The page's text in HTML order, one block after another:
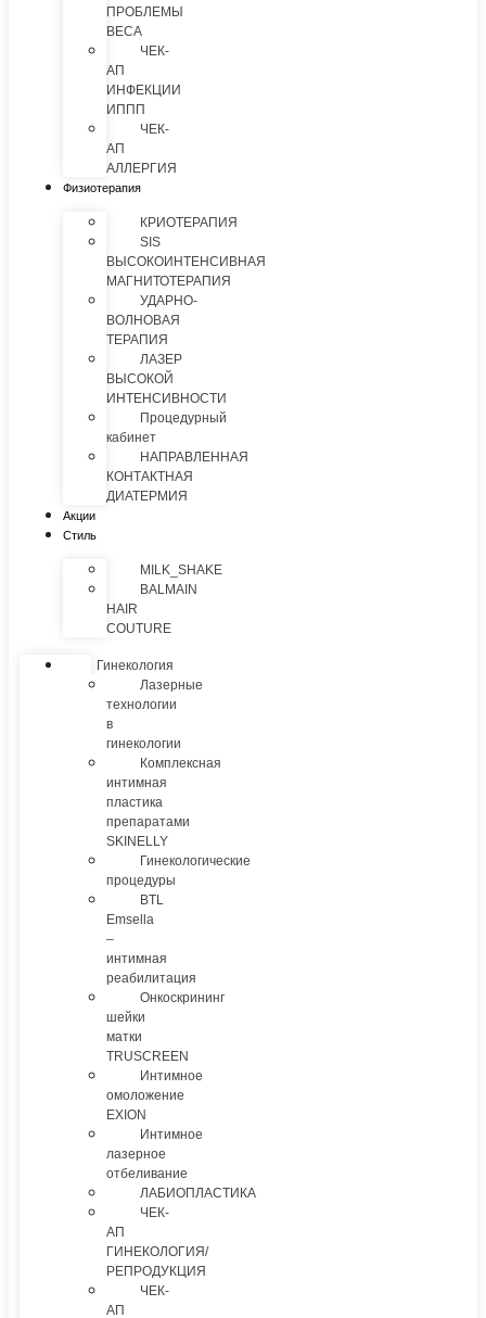
ПРОБЛЕМЫ
ВЕСА
ЧЕК-
АП
ИНФЕКЦИИ
ИППП
ЧЕК-
АП
АЛЛЕРГИЯ
Физиотерапия
КРИОТЕРАПИЯ
SIS
ВЫСОКОИНТЕНСИВНАЯ
МАГНИТОТЕРАПИЯ
УДАРНО-
ВОЛНОВАЯ
ТЕРАПИЯ
ЛАЗЕР
ВЫСОКОЙ
ИНТЕНСИВНОСТИ
Процедурный
кабинет
НАПРАВЛЕННАЯ
КОНТАКТНАЯ
ДИАТЕРМИЯ
Акции
Стиль
MILK_SHAKE
BALMAIN
HAIR
COUTURE
Гинекология
Лазерные
технологии
в
гинекологии
Комплексная
интимная
пластика
препаратами
SKINELLY
Гинекологические
процедуры
BTL
Emsella
–
интимная
реабилитация
Онкоскрининг
шейки
матки
TRUSCREEN
Интимное
омоложение
EXION
Интимное
лазерное
отбеливание
ЛАБИОПЛАСТИКА
ЧЕК-
АП
ГИНЕКОЛОГИЯ/
РЕПРОДУКЦИЯ
ЧЕК-
АП